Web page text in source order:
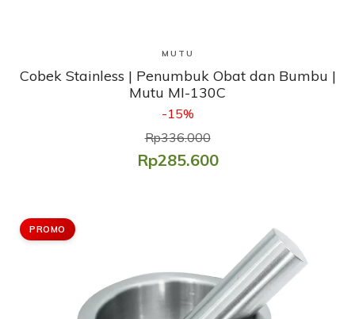
Lihat Produk
MUTU
Cobek Stainless | Penumbuk Obat dan Bumbu |
Mutu MI-130C
-15%
Rp336.000
Rp285.600
PROMO